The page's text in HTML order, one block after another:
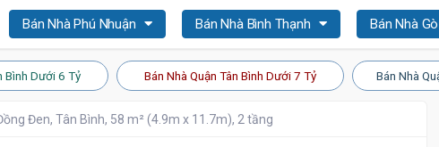
Bán Nhà Phú Nhuận Bán Nhà Bình Thạnh Bán Nhà
Bình Dưới 6 Tỷ Bán Nhà Quận Tân Bình Dưới 7 Tỷ Bán Nhà
Đen, Tân Bình, 58 m² (4.9m x 11.7m), 2 tầng